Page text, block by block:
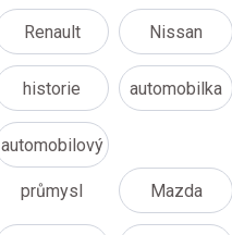
Renault Nissan
historie automobilka
automobilový
průmysl Mazda